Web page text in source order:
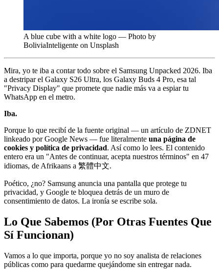
A blue cube with a white logo — Photo by
BoliviaInteligente on Unsplash
Mira, yo te iba a contar todo sobre el Samsung Unpacked 2026. Iba
a destripar el Galaxy S26 Ultra, los Galaxy Buds 4 Pro, esa tal
"Privacy Display" que promete que nadie más va a espiar tu
WhatsApp en el metro.
Iba.
Porque lo que recibí de la fuente original — un artículo de ZDNET
linkeado por Google News — fue literalmente una página de
cookies y política de privacidad. Así como lo lees. El contenido
entero era un "Antes de continuar, acepta nuestros términos" en 47
idiomas, de Afrikaans a 繁體中文.
Poético, ¿no? Samsung anuncia una pantalla que protege tu
privacidad, y Google te bloquea detrás de un muro de
consentimiento de datos. La ironía se escribe sola.
Lo Que Sabemos (Por Otras Fuentes Que
Sí Funcionan)
Vamos a lo que importa, porque yo no soy analista de relaciones
públicas como para quedarme quejándome sin entregar nada.